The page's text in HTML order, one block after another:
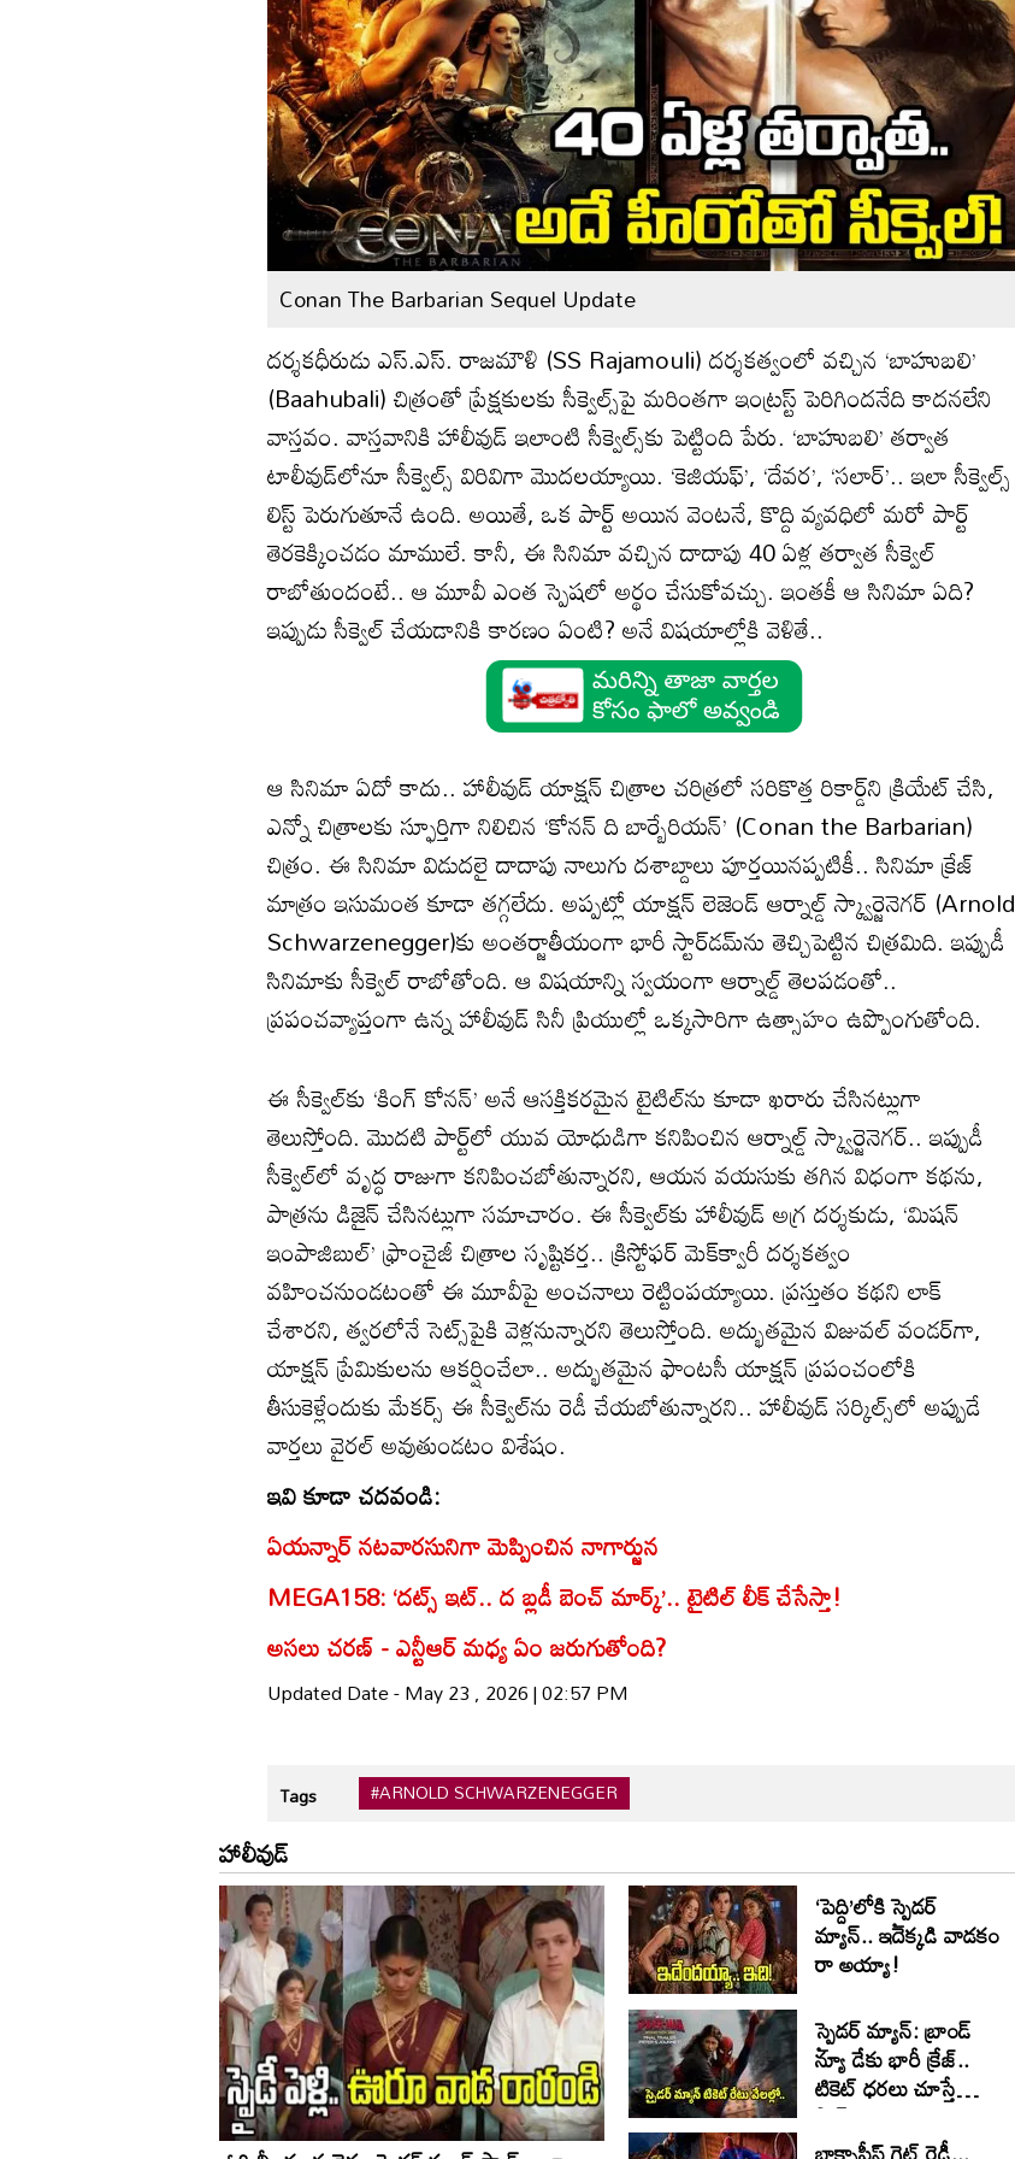
Conan The Barbarian Sequel Update
దర్శకధీరుడు ఎస్.ఎస్. రాజమౌళి (SS Rajamouli) దర్శకత్వంలో వచ్చిన ‘బాహుబలి’
(Baahubali) చిత్రంతో ప్రేక్షకులకు సీక్వెల్స్‌పై మరింతగా ఇంట్రస్ట్ పెరిగిందనేది కాదనలేని
వాస్తవం. వాస్తవానికి హాలీవుడ్‌ ఇలాంటి సీక్వెల్స్‌కు పెట్టింది పేరు. ‘బాహుబలి’ తర్వాత
టాలీవుడ్‌లోనూ సీక్వెల్స్ విరివిగా మొదలయ్యాయి. ‘కెజియఫ్’, ‘దేవర’, ‘సలార్’.. ఇలా సీక్వెల్స్
లిస్ట్ పెరుగుతూనే ఉంది. అయితే, ఒక పార్ట్ అయిన వెంటనే, కొద్ది వ్యవధిలో మరో పార్ట్
తెరకెక్కించడం మాములే. కానీ, ఈ సినిమా వచ్చిన దాదాపు 40 ఏళ్ల తర్వాత సీక్వెల్
రాబోతుందంటే.. ఆ మూవీ ఎంత స్పెషలో అర్థం చేసుకోవచ్చు. ఇంతకీ ఆ సినిమా ఏది?
ఇప్పుడు సీక్వెల్ చేయడానికి కారణం ఏంటి? అనే విషయాల్లోకి వెళితే..
ఆ సినిమా ఏదో కాదు.. హాలీవుడ్ యాక్షన్ చిత్రాల చరిత్రలో సరికొత్త రికార్డ్‌ని క్రియేట్ చేసి,
ఎన్నో చిత్రాలకు స్ఫూర్తిగా నిలిచిన ‘కోనన్ ది బార్బేరియన్’ (Conan the Barbarian)
చిత్రం. ఈ సినిమా విడుదలై దాదాపు నాలుగు దశాబ్దాలు పూర్తయినప్పటికీ.. సినిమా క్రేజ్
మాత్రం ఇసుమంత కూడా తగ్గలేదు. అప్పట్లో యాక్షన్ లెజెండ్ ఆర్నాల్డ్ స్క్వార్జెనెగర్‌ (Arnold
Schwarzenegger)కు అంతర్జాతీయంగా భారీ స్టార్‌డమ్‌ను తెచ్చిపెట్టిన చిత్రమిది. ఇప్పుడీ
సినిమాకు సీక్వెల్ రాబోతోంది. ఆ విషయాన్ని స్వయంగా ఆర్నాల్డ్ తెలపడంతో..
ప్రపంచవ్యాప్తంగా ఉన్న హాలీవుడ్ సినీ ప్రియుల్లో ఒక్కసారిగా ఉత్సాహం ఉప్పొంగుతోంది.
ఈ సీక్వెల్‌కు ‘కింగ్ కోనన్’ అనే ఆసక్తికరమైన టైటిల్‌ను కూడా ఖరారు చేసినట్లుగా
తెలుస్తోంది. మొదటి పార్ట్‌లో యువ యోధుడిగా కనిపించిన ఆర్నాల్డ్ స్క్వార్జెనెగర్.. ఇప్పుడీ
సీక్వెల్‌లో వృద్ధ రాజుగా కనిపించబోతున్నారని, ఆయన వయసుకు తగిన విధంగా కథను,
పాత్రను డిజైన్ చేసినట్లుగా సమాచారం. ఈ సీక్వెల్‌కు హాలీవుడ్ అగ్ర దర్శకుడు, ‘మిషన్
ఇంపాజిబుల్’ ఫ్రాంచైజీ చిత్రాల సృష్టికర్త.. క్రిస్టోఫర్ మెక్‌క్వారీ దర్శకత్వం
వహించనుండటంతో ఈ మూవీపై అంచనాలు రెట్టింపయ్యాయి. ప్రస్తుతం కథని లాక్
చేశారని, త్వరలోనే సెట్స్‌పైకి వెళ్లనున్నారని తెలుస్తోంది. అద్భుతమైన విజువల్ వండర్‌గా,
యాక్షన్ ప్రేమికులను ఆకర్షించేలా.. అద్భుతమైన ఫాంటసీ యాక్షన్ ప్రపంచంలోకి
తీసుకెళ్లేందుకు మేకర్స్ ఈ సీక్వెల్‌‌ను రెడీ చేయబోతున్నారని.. హాలీవుడ్ సర్కిల్స్‌లో అప్పుడే
వార్తలు వైరల్ అవుతుండటం విశేషం.
ఇవి కూడా చదవండి:
ఏయన్నార్ నటవారసునిగా మెప్పించిన నాగార్జున
MEGA158: ‘దట్స్ ఇట్.. ద బ్లడీ బెంచ్ మార్క్’.. టైటిల్ లీక్ చేసేస్తా!
అసలు చరణ్ - ఎన్టీఆర్ మధ్య ఏం జరుగుతోంది?
Updated Date - May 23 , 2026 | 02:57 PM
Tags #ARNOLD SCHWARZENEGGER
హాలీవుడ్
‘పెద్ది’లోకి స్పైడర్
మ్యాన్.. ఇదెక్కడి వాడకం
రా అయ్యా!
స్పైడర్ మ్యాన్: బ్రాండ్
న్యూ డేకు భారీ క్రేజ్..
టికెట్ ధరలు చూస్తే
షాక్!